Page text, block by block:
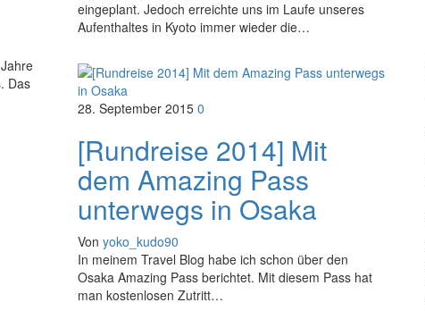
Das
eingeplant. Jedoch erreichte uns im Laufe unseres
Aufenthaltes in Kyoto immer wieder die…
28. September 2015 0
[Rundreise 2014] Mit
dem Amazing Pass
unterwegs in Osaka
Von yoko_kudo90
In meinem Travel Blog habe ich schon über den
Osaka Amazing Pass berichtet. Mit diesem Pass hat
man kostenlosen Zutritt…